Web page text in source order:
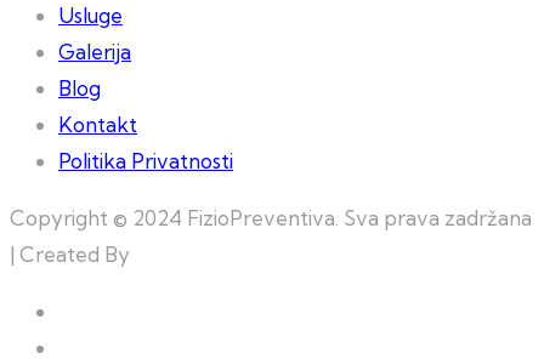
Usluge
Galerija
Blog
Kontakt
Politika Privatnosti
Copyright © 2024 FizioPreventiva. Sva prava zadržana
| Created By